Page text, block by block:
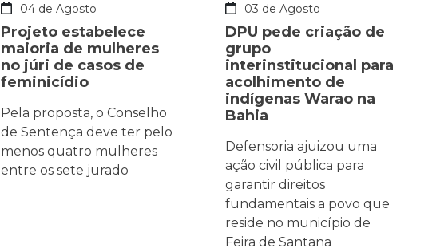
04 de Agosto
Projeto estabelece
maioria de mulheres
no júri de casos de
feminicídio
Pela proposta, o Conselho
de Sentença deve ter pelo
menos quatro mulheres
entre os sete jurado
03 de Agosto
DPU pede criação de
grupo
interinstitucional para
acolhimento de
indígenas Warao na
Bahia
Defensoria ajuizou uma
ação civil pública para
garantir direitos
fundamentais a povo que
reside no município de
Feira de Santana